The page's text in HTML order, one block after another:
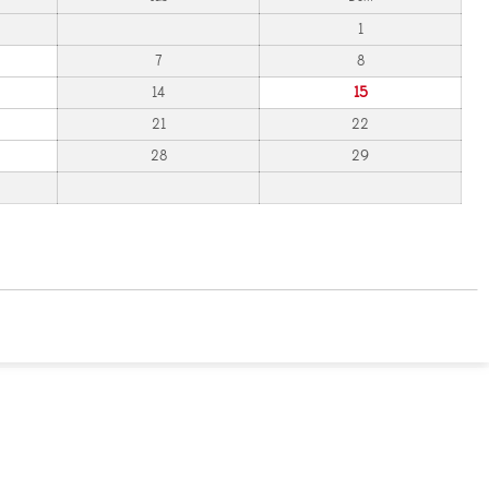
1
7
8
14
15
21
22
28
29